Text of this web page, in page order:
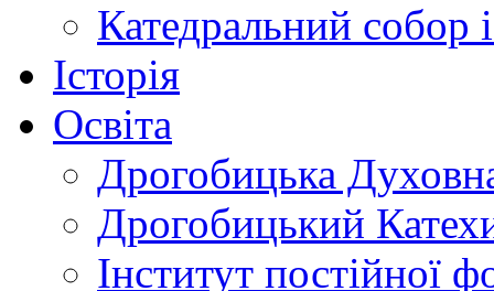
Катедральний собор
Історія
Освіта
Дрогобицька
Дрогобицький
Інститут постійної